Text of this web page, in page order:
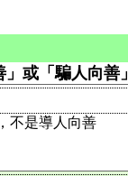
或「騙人向善」
不是導人向善